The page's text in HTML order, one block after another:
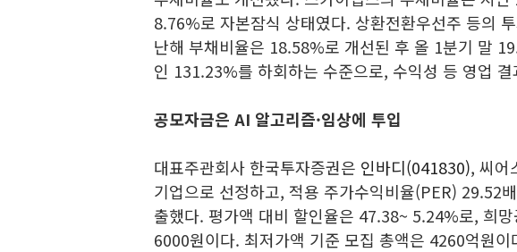
8.76%로 자본잠식 상태였다. 상환전환우선주 등의
난해 부채비율은 18.58%로 개선된 후 올 1분기 말
인 131.23%를 하회하는 수준으로, 수익성 등 영업
공모자금은 AI 알고리즘·임상에 투입
대표주관회사 한국투자증권은 인바디(041830), 씨어
기업으로 선정하고, 적용 주가수익비율(PER) 29.52
출했다. 평가액 대비 할인율은 47.38~ 5.24%로, 희
6000원이다. 최저가액 기준 모집 총액은 4260억원이